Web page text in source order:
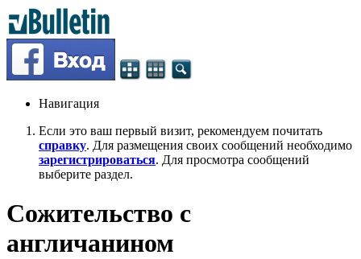
Навигация
Если это ваш первый визит, рекомендуем почитать
справку. Для размещения своих сообщений необходимо
зарегистрироваться. Для просмотра сообщений
выберите раздел.
Сожительство с
англичанином